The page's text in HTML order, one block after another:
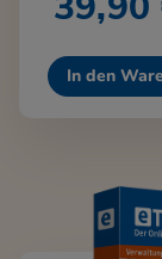
In den